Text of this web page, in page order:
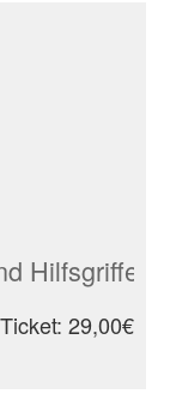
Hilfsgriffe
Ticket: 29,00€